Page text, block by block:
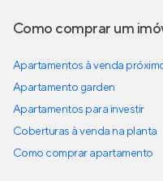
Como comprar um
Apartamentos à venda
Apartamento garden
Apartamentos para investir
Coberturas à venda na planta
Como comprar apartamento